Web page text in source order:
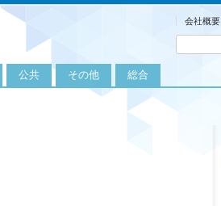
会社概要
公共 その他 総合